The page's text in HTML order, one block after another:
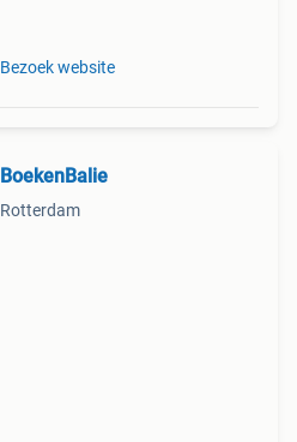
Bezoek website
BoekenBalie
Rotterdam